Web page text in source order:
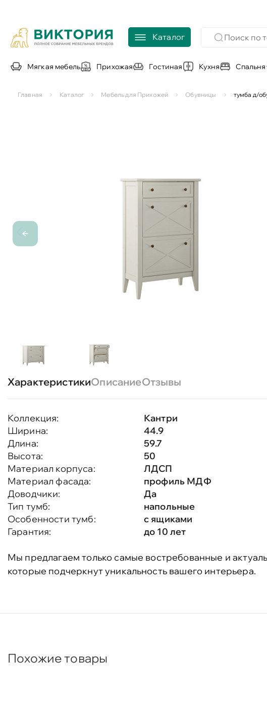
Каталог
Мягкая мебель Прихожая Гостиная Кухня Спальня
Главная Каталог Мебель для Прихожей Обувницы тумба д/
ХарактеристикиОписаниеОтзывы
Коллекция:
Кантри
Ширина:
44.9
Длина:
59.7
Высота:
50
Материал корпуса:
ЛДСП
Материал фасада:
профиль МДФ
Доводчики:
Да
Тип тумб:
напольные
Особенности тумб:
с ящиками
Гарантия:
до 10 лет
Мы предлагаем только самые востребованные и
которые подчеркнут уникальность вашего интерьера.
Похожие товары